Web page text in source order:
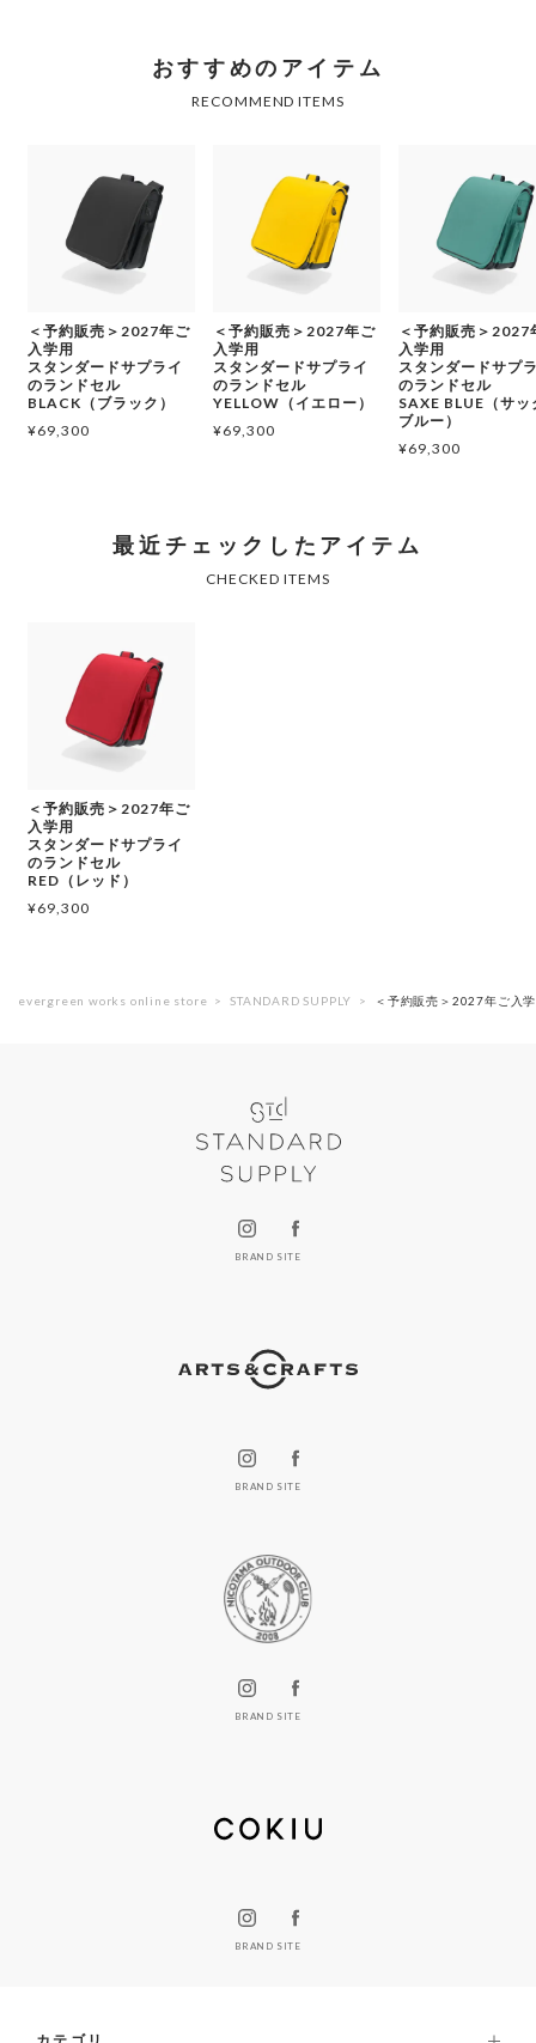
＜予約販売＞2027年ご
入学用
スタンダードサプライ
のランドセル
BLACK（ブラック）
¥69,300
＜予約販売＞2027年ご
入学用
スタンダードサプライ
のランドセル
YELLOW（イエロー）
¥69,300
＜予約販売＞2027
入学用
スタンダードサプ
のランドセル
SAXE BLUE（サッ
ブルー）
¥69,300
＜予約販売＞2027年ご
入学用
スタンダードサプライ
のランドセル
RED（レッド）
¥69,300
evergreen works online store STANDARD SUPPLY ＜予約販売＞2027年ご入
BRAND SITE
BRAND SITE
BRAND SITE
BRAND SITE